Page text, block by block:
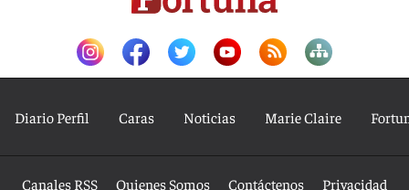
Diario Perfil Caras Noticias Marie Claire
Canales RSS Quienes Somos Contáctenos Privacidad